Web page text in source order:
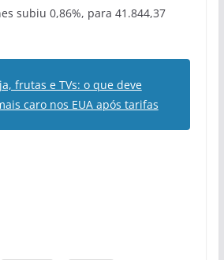
subiu 0,86%, para 41.844,37
frutas e TVs: o que deve
caro nos EUA após tarifas